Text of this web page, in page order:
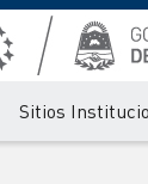
Sitios